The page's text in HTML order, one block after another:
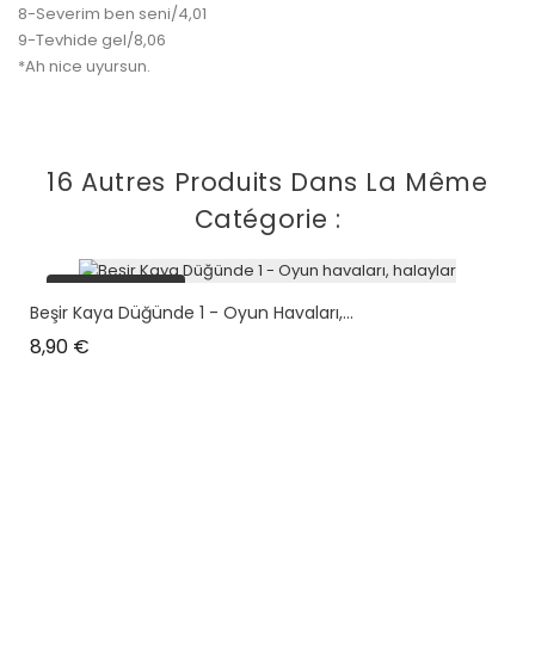
8-Severim ben seni/4,01
9-Tevhide gel/8,06
*Ah nice uyursun.
16 Autres Produits Dans La Même
Catégorie :
plus en stock
Beşir Kaya Düğünde 1 - Oyun Havaları,...
8,90 €